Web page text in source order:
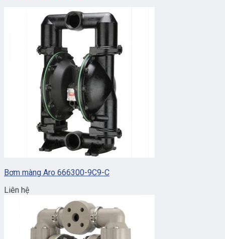
Bơm màng Aro 666300-9C9-C
Liên hệ